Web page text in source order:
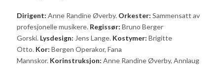
Dirigent: Anne Randine Øverby.Orkester: Sammensatt av
profesjonelle musikere.Regissør: Bruno Berger
Gorski.Lysdesign: Jens Lange.Kostymer: Brigitte
Otto.Kor: Bergen Operakor, Fana
Mannskor.Korinstruksjon: Anne Randine Øverby, Annlaug